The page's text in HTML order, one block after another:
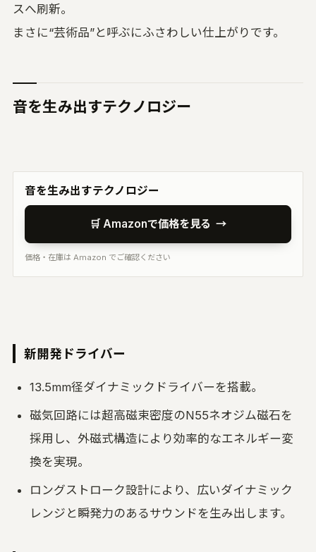
スへ刷新。
まさに“芸術品”と呼ぶにふさわしい仕上がりです。
音を生み出すテクノロジー
音を生み出すテクノロジー
🛒 Amazonで価格を見る →
価格・在庫は Amazon でご確認ください
新開発ドライバー
13.5mm径ダイナミックドライバーを搭載。
磁気回路には超高磁束密度のN55ネオジム磁石を
採用し、外磁式構造により効率的なエネルギー変
換を実現。
ロングストローク設計により、広いダイナミック
レンジと瞬発力のあるサウンドを生み出します。